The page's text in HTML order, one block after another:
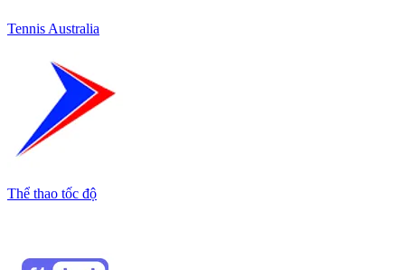
Tennis Australia
Thể thao tốc độ